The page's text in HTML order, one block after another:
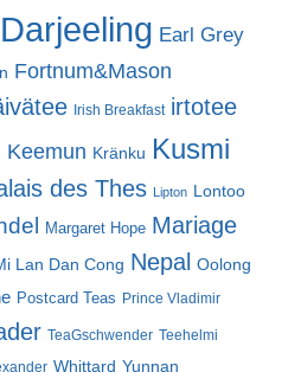
Darjeeling Earl Grey
Fortnum&Mason
Irish Breakfast irtotee
Keemun Kränku Kusmi
des Thes Lipton Lontoo
Margaret Hope Mariage
Lan Dan Cong Nepal Oolong
Postcard Teas Prince Vladimir
TeaGschwender Teehelmi
Whittard Yunnan